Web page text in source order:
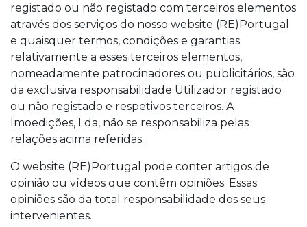
registado ou não registado com terceiros elementos
através dos serviços do nosso website (RE)Portugal
e quaisquer termos, condições e garantias
relativamente a esses terceiros elementos,
nomeadamente patrocinadores ou publicitários, são
da exclusiva responsabilidade Utilizador registado
ou não registado e respetivos terceiros. A
Imoedições, Lda, não se responsabiliza pelas
relações acima referidas.
O website (RE)Portugal pode conter artigos de
opinião ou vídeos que contêm opiniões. Essas
opiniões são da total responsabilidade dos seus
intervenientes.